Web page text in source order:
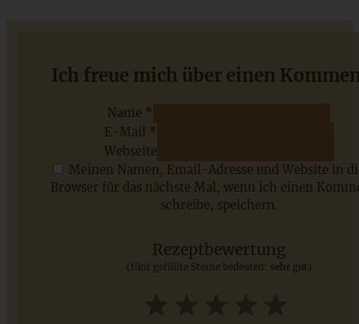
Saftige Mandel Schnecken – Hefeschnecken mit
Mandelfüllung
Saisonale Rezepte im Juli - meine 7 sommerlichen
Ich freue mich über einen
Name *
E-Mail *
Webseite
Meinen Namen, Email-Adresse und Website in
Browser für das nächste Mal, wenn ich einen
schreibe, speichern.
Rezeptbewertung
(fünf gefüllte Sterne bedeuten: sehr gut )